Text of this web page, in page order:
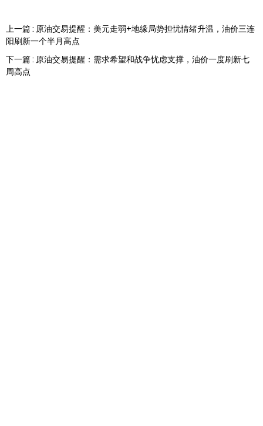
上一篇 : 原油交易提醒：美元走弱+地缘局势担忧情绪升温，油价三连
阳刷新一个半月高点
下一篇 : 原油交易提醒：需求希望和战争忧虑支撑，油价一度刷新七
周高点